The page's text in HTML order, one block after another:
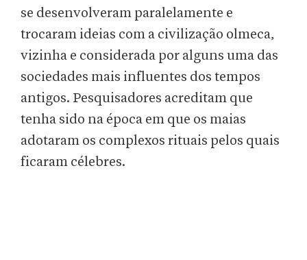
se desenvolveram paralelamente e
trocaram ideias com a civilização olmeca,
vizinha e considerada por alguns uma das
sociedades mais influentes dos tempos
antigos. Pesquisadores acreditam que
tenha sido na época em que os maias
adotaram os complexos rituais pelos quais
ficaram célebres.